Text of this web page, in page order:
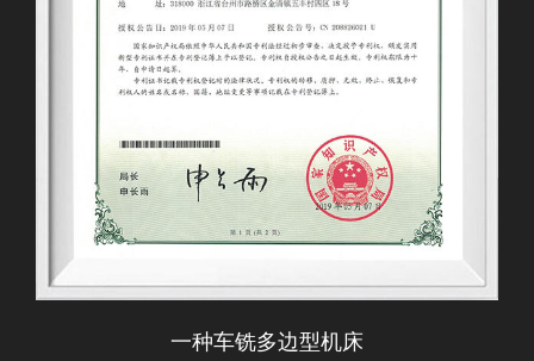
一种车铣多边型机床